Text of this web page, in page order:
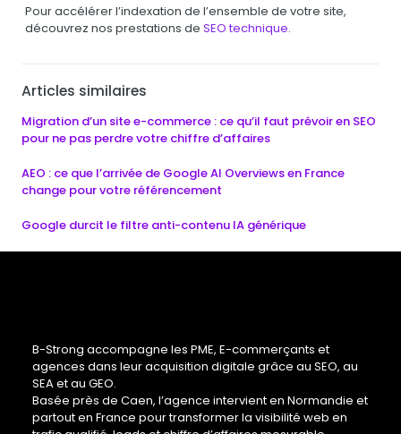
Pour accélérer l’indexation de l’ensemble de votre site,
découvrez nos prestations de SEO technique.
Articles similaires
Migration d’un site e-commerce : ce qu’il faut prévoir en SEO
pour ne pas perdre votre chiffre d’affaires
AEO : ce que l’arrivée de Google AI Overviews en France
change pour votre référencement
Google durcit le filtre anti-contenu IA générique
B-Strong accompagne les PME, E-commerçants et
agences dans leur acquisition digitale grâce au SEO, au
SEA et au GEO.
Basée près de Caen, l’agence intervient en Normandie et
partout en France pour transformer la visibilité web en